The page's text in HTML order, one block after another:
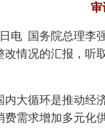
审
电 国务院总理李
改情况的汇报，听
内大循环是推动经
费需求增加多元化